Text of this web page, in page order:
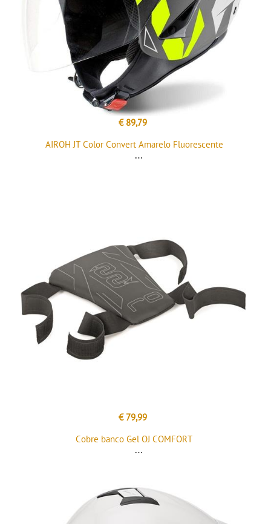
€ 89,79
AIROH JT Color Convert Amarelo Fluorescente
€ 79,99
Cobre banco Gel OJ COMFORT